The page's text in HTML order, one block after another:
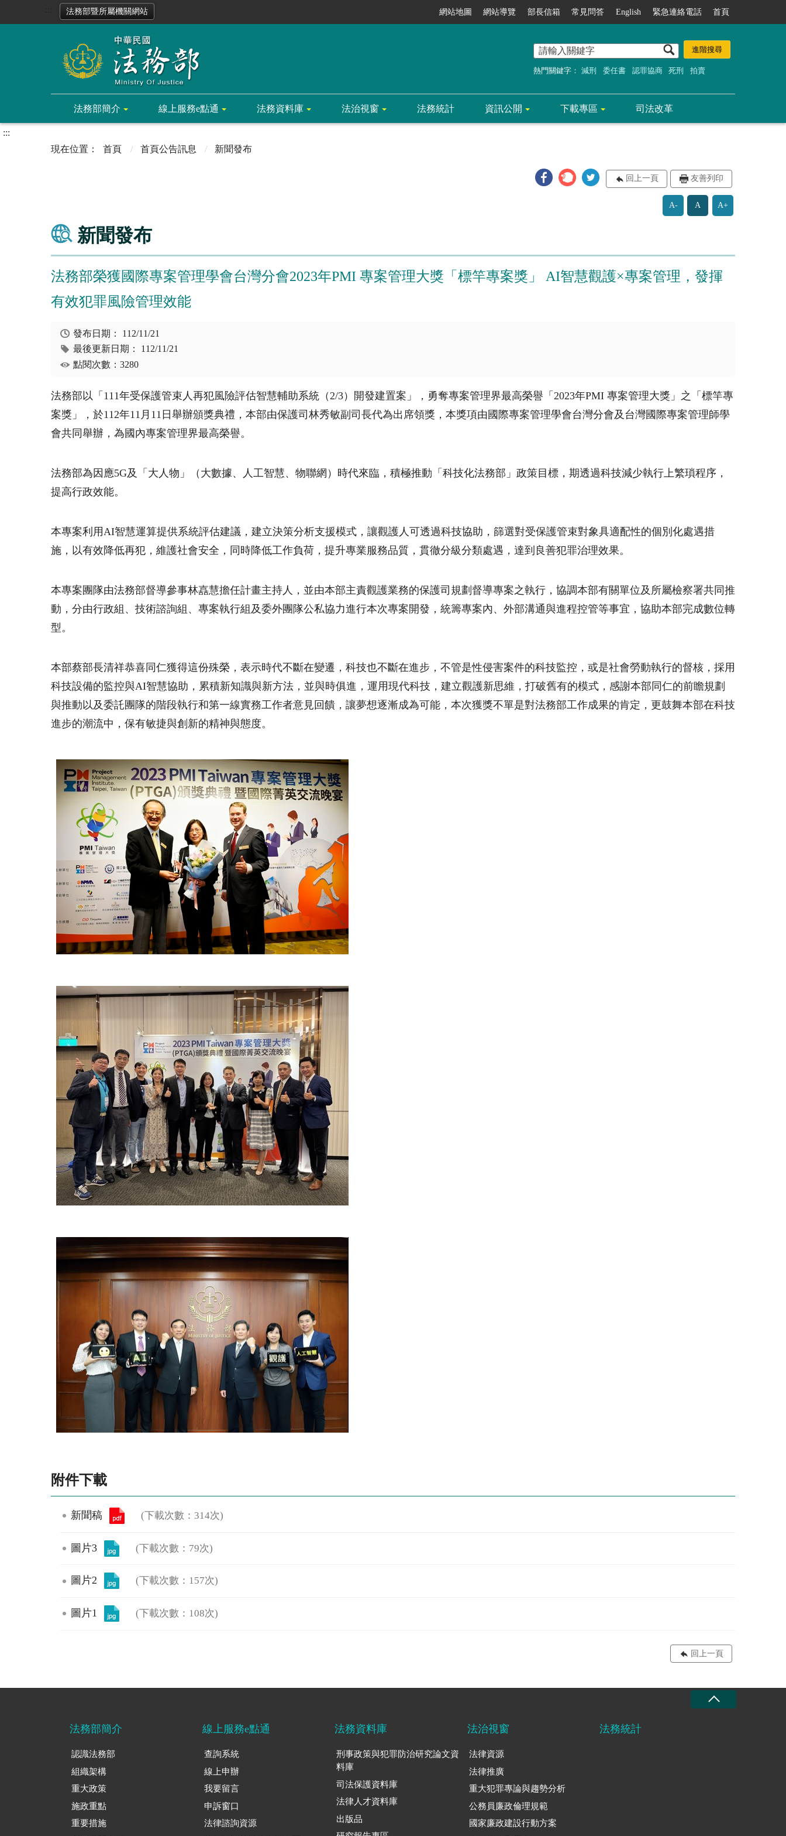
法務部暨所屬機關網站 網站地圖 網站導覽 部長信箱 常見問答 English 緊急連絡電話 首頁
熱門關鍵字： 減刑 委任書 認罪協商 死刑 拍賣
法務部簡介 線上服務e點通 法務資料庫 法治視窗 法務統計 資訊公開 下載專區 司法改革
:::
首頁
首頁公告訊息 新聞發布
回上一頁 友善列印
A- A A+
新聞發布
法務部榮獲國際專案管理學會台灣分會2023年PMI 專案管理大獎「標竿專案獎」 AI智慧觀護×專案管理，發揮
有效犯罪風險管理效能
發布日期： 112/11/21
最後更新日期： 112/11/21
點閱次數：3280
法務部以「111年受保護管束人再犯風險評估智慧輔助系統（2/3）開發建置案」，勇奪專案管理界最高榮譽「2023年PMI 專案管理大獎」之「標竿專
案獎」，於112年11月11日舉辦頒獎典禮，本部由保護司林秀敏副司長代為出席領獎，本獎項由國際專案管理學會台灣分會及台灣國際專案管理師學
會共同舉辦，為國內專案管理界最高榮譽。
法務部為因應5G及「大人物」（大數據、人工智慧、物聯網）時代來臨，積極推動「科技化法務部」政策目標，期透過科技減少執行上繁瑣程序，
提高行政效能。
本專案利用AI智慧運算提供系統評估建議，建立決策分析支援模式，讓觀護人可透過科技協助，篩選對受保護管束對象具適配性的個別化處遇措
施，以有效降低再犯，維護社會安全，同時降低工作負荷，提升專業服務品質，貫徹分級分類處遇，達到良善犯罪治理效果。
本專案團隊由法務部督導參事林嚞慧擔任計畫主持人，並由本部主責觀護業務的保護司規劃督導專案之執行，協調本部有關單位及所屬檢察署共同推
動，分由行政組、技術諮詢組、專案執行組及委外團隊公私協力進行本次專案開發，統籌專案內、外部溝通與進程控管等事宜，協助本部完成數位轉
型。
本部蔡部長清祥恭喜同仁獲得這份殊榮，表示時代不斷在變遷，科技也不斷在進步，不管是性侵害案件的科技監控，或是社會勞動執行的督核，採用
科技設備的監控與AI智慧協助，累積新知識與新方法，並與時俱進，運用現代科技，建立觀護新思維，打破舊有的模式，感謝本部同仁的前瞻規劃
與推動以及委託團隊的階段執行和第一線實務工作者意見回饋，讓夢想逐漸成為可能，本次獲獎不單是對法務部工作成果的肯定，更鼓舞本部在科技
進步的潮流中，保有敏捷與創新的精神與態度。
附件下載
新聞稿 (下載次數：314次)
圖片3 (下載次數：79次)
圖片2 (下載次數：157次)
圖片1 (下載次數：108次)
回上一頁
法務部簡介
認識法務部
組織架構
重大政策
施政重點
重要措施
線上服務e點通
查詢系統
線上申辦
我要留言
申訴窗口
法律諮詢資源
法務資料庫
刑事政策與犯罪防治研究論文資
料庫
司法保護資料庫
法律人才資料庫
出版品
法治視窗
法律資源
法律推廣
重大犯罪專論與趨勢分析
公務員廉政倫理規範
國家廉政建設行動方案
法務統計